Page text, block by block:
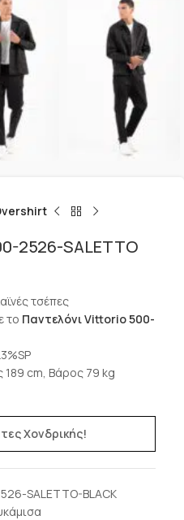
2526-SALETTO
τσέπες
το Παντελόνι Vittorio 500-
189 cm, Βάρος 79 kg
Χονδρικής!
SALETTO-BLACK